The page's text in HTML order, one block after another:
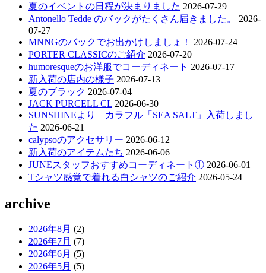
夏のイベントの日程が決まりました 2026-07-29
Antonello Tedde のバックがたくさん届きました。
2026-
07-27
MNNGのバックでお出かけしましょ！
2026-07-24
PORTER CLASSICのご紹介 2026-07-20
humoresqueのお洋服でコーディネート 2026-07-17
新入荷の店内の様子 2026-07-13
夏のブラック 2026-07-04
JACK PURCELL CL 2026-06-30
SUNSHINEより カラフル「SEA SALT」入荷しまし
た 2026-06-21
calypsoのアクセサリー 2026-06-12
新入荷のアイテムたち 2026-06-06
JUNEスタッフおすすめコーディネート① 2026-06-01
Tシャツ感覚で着れる白シャツのご紹介 2026-05-24
archive
2026年8月 (2)
2026年7月 (7)
2026年6月 (5)
2026年5月 (5)